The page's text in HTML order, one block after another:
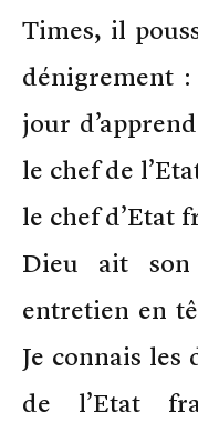
Times, il
jour
le chef de
le chef d’Etat
Dieu ait
entretien en
Je connais les
de l’Etat